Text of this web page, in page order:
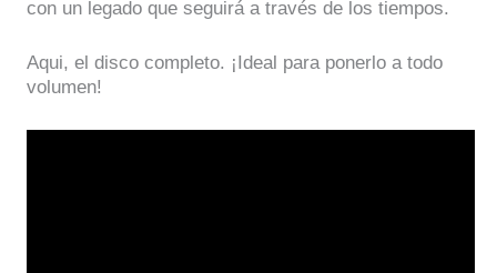
con un legado que seguirá a través de los tiempos.
Aqui, el disco completo. ¡Ideal para ponerlo a todo
volumen!